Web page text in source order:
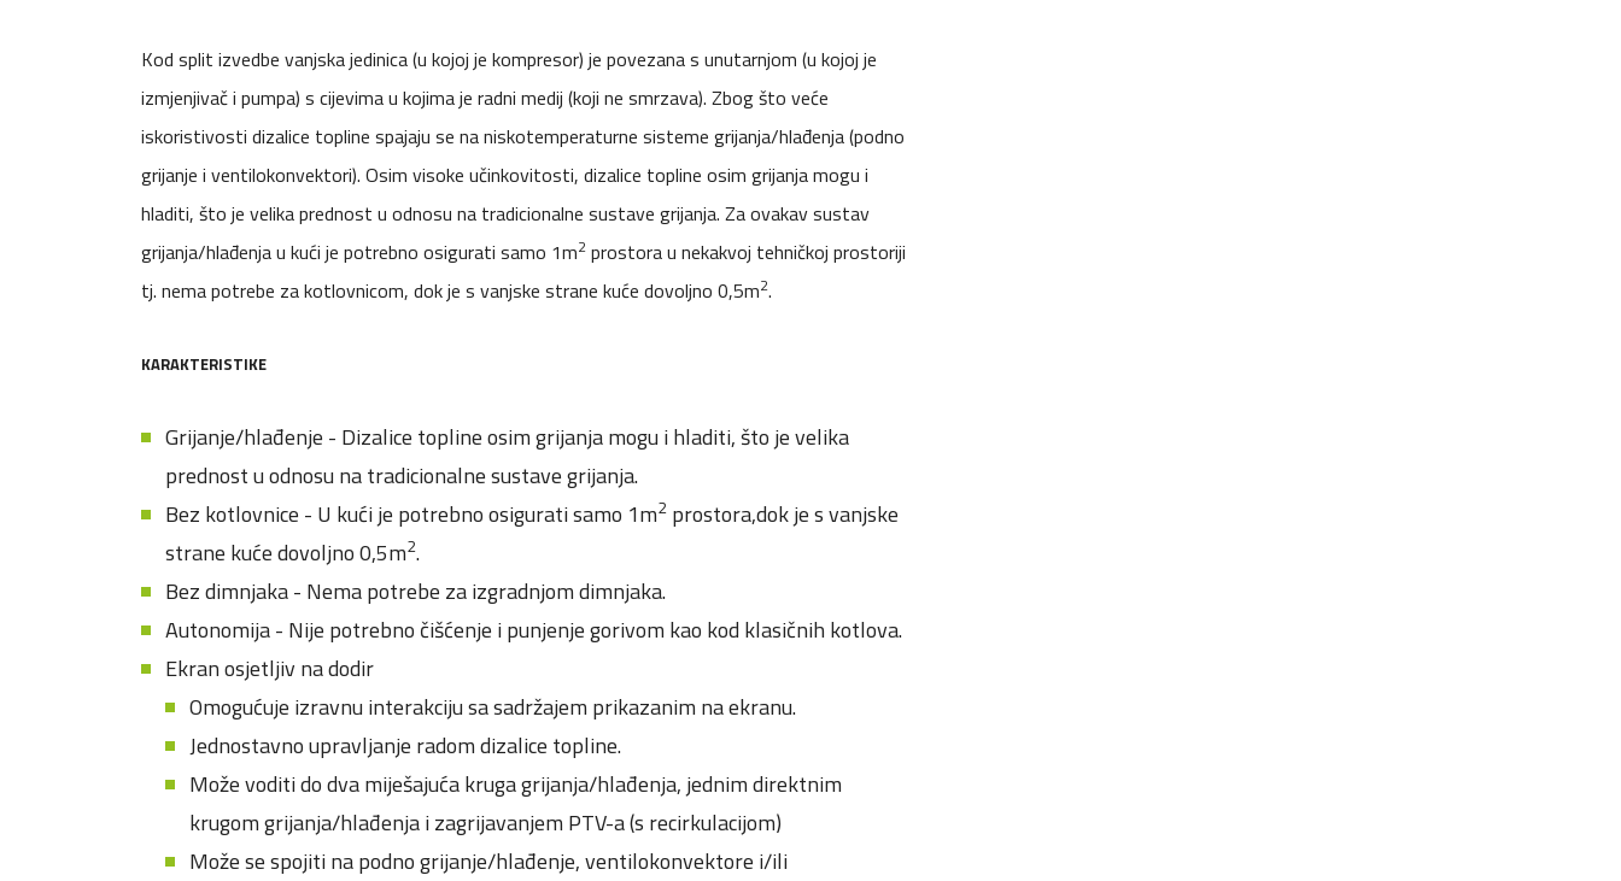
Kod split izvedbe vanjska jedinica (u kojoj je kompresor) je povezana s unutarnjom (u kojoj je
izmjenjivač i pumpa) s cijevima u kojima je radni medij (koji ne smrzava). Zbog što veće
iskoristivosti dizalice topline spajaju se na niskotemperaturne sisteme grijanja/hlađenja (podno
grijanje i ventilokonvektori). Osim visoke učinkovitosti, dizalice topline osim grijanja mogu i
hladiti, što je velika prednost u odnosu na tradicionalne sustave grijanja. Za ovakav sustav
grijanja/hlađenja u kući je potrebno osigurati samo 1m2 prostora u nekakvoj tehničkoj prostoriji
tj. nema potrebe za kotlovnicom, dok je s vanjske strane kuće dovoljno 0,5m2.
KARAKTERISTIKE
Grijanje/hlađenje - Dizalice topline osim grijanja mogu i hladiti, što je velika
prednost u odnosu na tradicionalne sustave grijanja.
Bez kotlovnice - U kući je potrebno osigurati samo 1m2 prostora,dok je s vanjske
strane kuće dovoljno 0,5m2.
Bez dimnjaka - Nema potrebe za izgradnjom dimnjaka.
Autonomija - Nije potrebno čišćenje i punjenje gorivom kao kod klasičnih kotlova.
Ekran osjetljiv na dodir
Omogućuje izravnu interakciju sa sadržajem prikazanim na ekranu.
Jednostavno upravljanje radom dizalice topline.
Može voditi do dva miješajuća kruga grijanja/hlađenja, jednim direktnim
krugom grijanja/hlađenja i zagrijavanjem PTV-a (s recirkulacijom)
Može se spojiti na podno grijanje/hlađenje, ventilokonvektore i/ili